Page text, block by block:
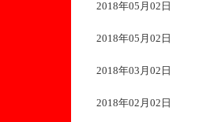
2018年05月02日
2018年05月02日
2018年03月02日
2018年02月02日